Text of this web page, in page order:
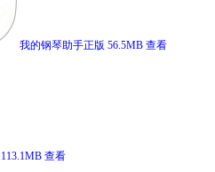
我的钢琴助手正版 56.5MB 查看
113.1MB 查看